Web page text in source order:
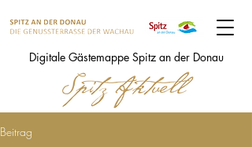
Digitale Gästemappe Spitz an der Donau
Beitrag